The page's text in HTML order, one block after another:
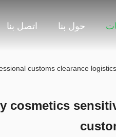
حول بنا اتصل بنا
customs clearance logistics
cosmetics